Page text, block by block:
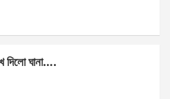
দিলো ঘানা….